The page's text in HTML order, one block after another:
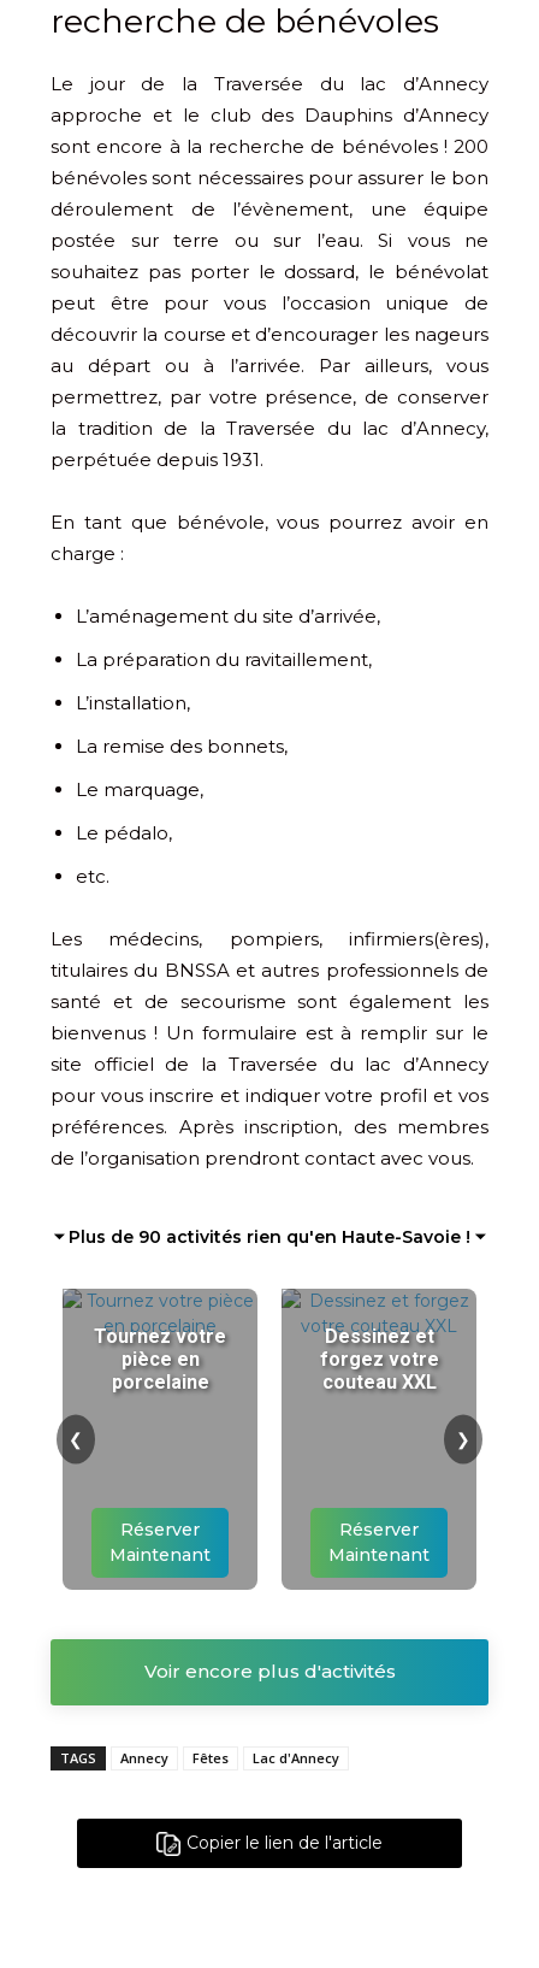
recherche de bénévoles
Le jour de la Traversée du lac d’Annecy
approche et le club des Dauphins d’Annecy
sont encore à la recherche de bénévoles ! 200
bénévoles sont nécessaires pour assurer le bon
déroulement de l’évènement, une équipe
postée sur terre ou sur l’eau. Si vous ne
souhaitez pas porter le dossard, le bénévolat
peut être pour vous l’occasion unique de
découvrir la course et d’encourager les nageurs
au départ ou à l’arrivée. Par ailleurs, vous
permettrez, par votre présence, de conserver
la tradition de la Traversée du lac d’Annecy,
perpétuée depuis 1931.
En tant que bénévole, vous pourrez avoir en
charge :
L’aménagement du site d’arrivée,
La préparation du ravitaillement,
L’installation,
La remise des bonnets,
Le marquage,
Le pédalo,
etc.
Les médecins, pompiers, infirmiers(ères),
titulaires du BNSSA et autres professionnels de
santé et de secourisme sont également les
bienvenus ! Un formulaire est à remplir sur le
site officiel de la Traversée du lac d’Annecy
pour vous inscrire et indiquer votre profil et vos
préférences. Après inscription, des membres
de l’organisation prendront contact avec vous.
⏷ Plus de 90 activités rien qu'en Haute-Savoie ! ⏷
Tournez votre
pièce en
porcelaine
Réserver
Maintenant
Dessinez et
forgez votre
couteau XXL
Réserver
Maintenant
❮ ❯
Voir encore plus d'activités
TAGS Annecy Fêtes Lac d'Annecy
Copier le lien de l'article